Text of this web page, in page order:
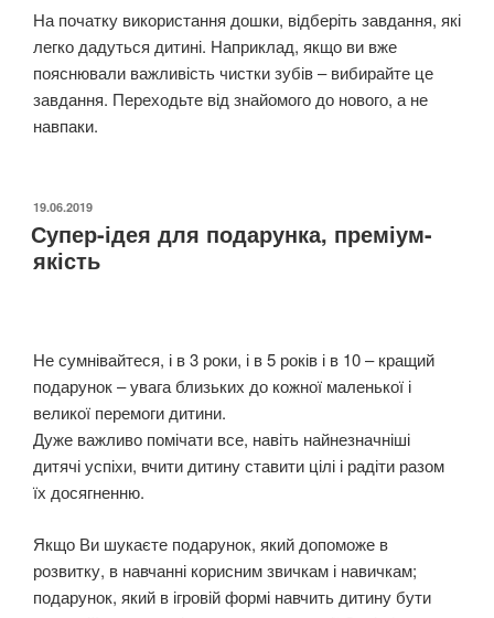
На початку використання дошки, відберіть завдання, які
легко дадуться дитині. Наприклад, якщо ви вже
пояснювали важливість чистки зубів – вибирайте це
завдання. Переходьте від знайомого до нового, а не
навпаки.
ОПУБЛІКОВАНО
19.06.2019
Супер-ідея для подарунка, преміум-
якість
Не сумнівайтеся, і в 3 роки, і в 5 років і в 10 – кращий
подарунок – увага близьких до кожної маленької і
великої перемоги дитини.
Дуже важливо помічати все, навіть найнезначніші
дитячі успіхи, вчити дитину ставити цілі і радіти разом
їх досягненню.
Якщо Ви шукаєте подарунок, який допоможе в
розвитку, в навчанні корисним звичкам і навичкам;
подарунок, який в ігровій формі навчить дитину бути